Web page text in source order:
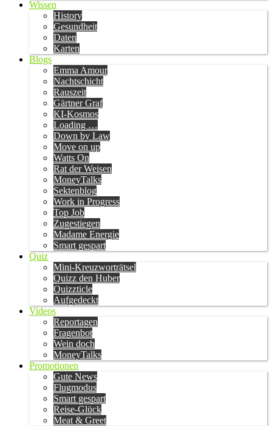
Wissen
History
Gesundheit
Daten
Karten
Blogs
Emma Amour
Nachtschicht
Rauszeit
Gärtner Graf
KI-Kosmos
Loading …
Down by Law
Move on up
Watts On
Rat der Weisen
MoneyTalks
Sektenblog
Work in Progress
Top Job
Zugestiegen
Madame Energie
Smart gespart
Quiz
Mini-Kreuzworträtsel
Quizz den Huber
Quizzticle
Aufgedeckt
Videos
Reportagen
Fragenbot
Wein doch
MoneyTalks
Promotionen
Gute News
Flugmodus
Smart gespart
Reise-Glück
Meat & Greet